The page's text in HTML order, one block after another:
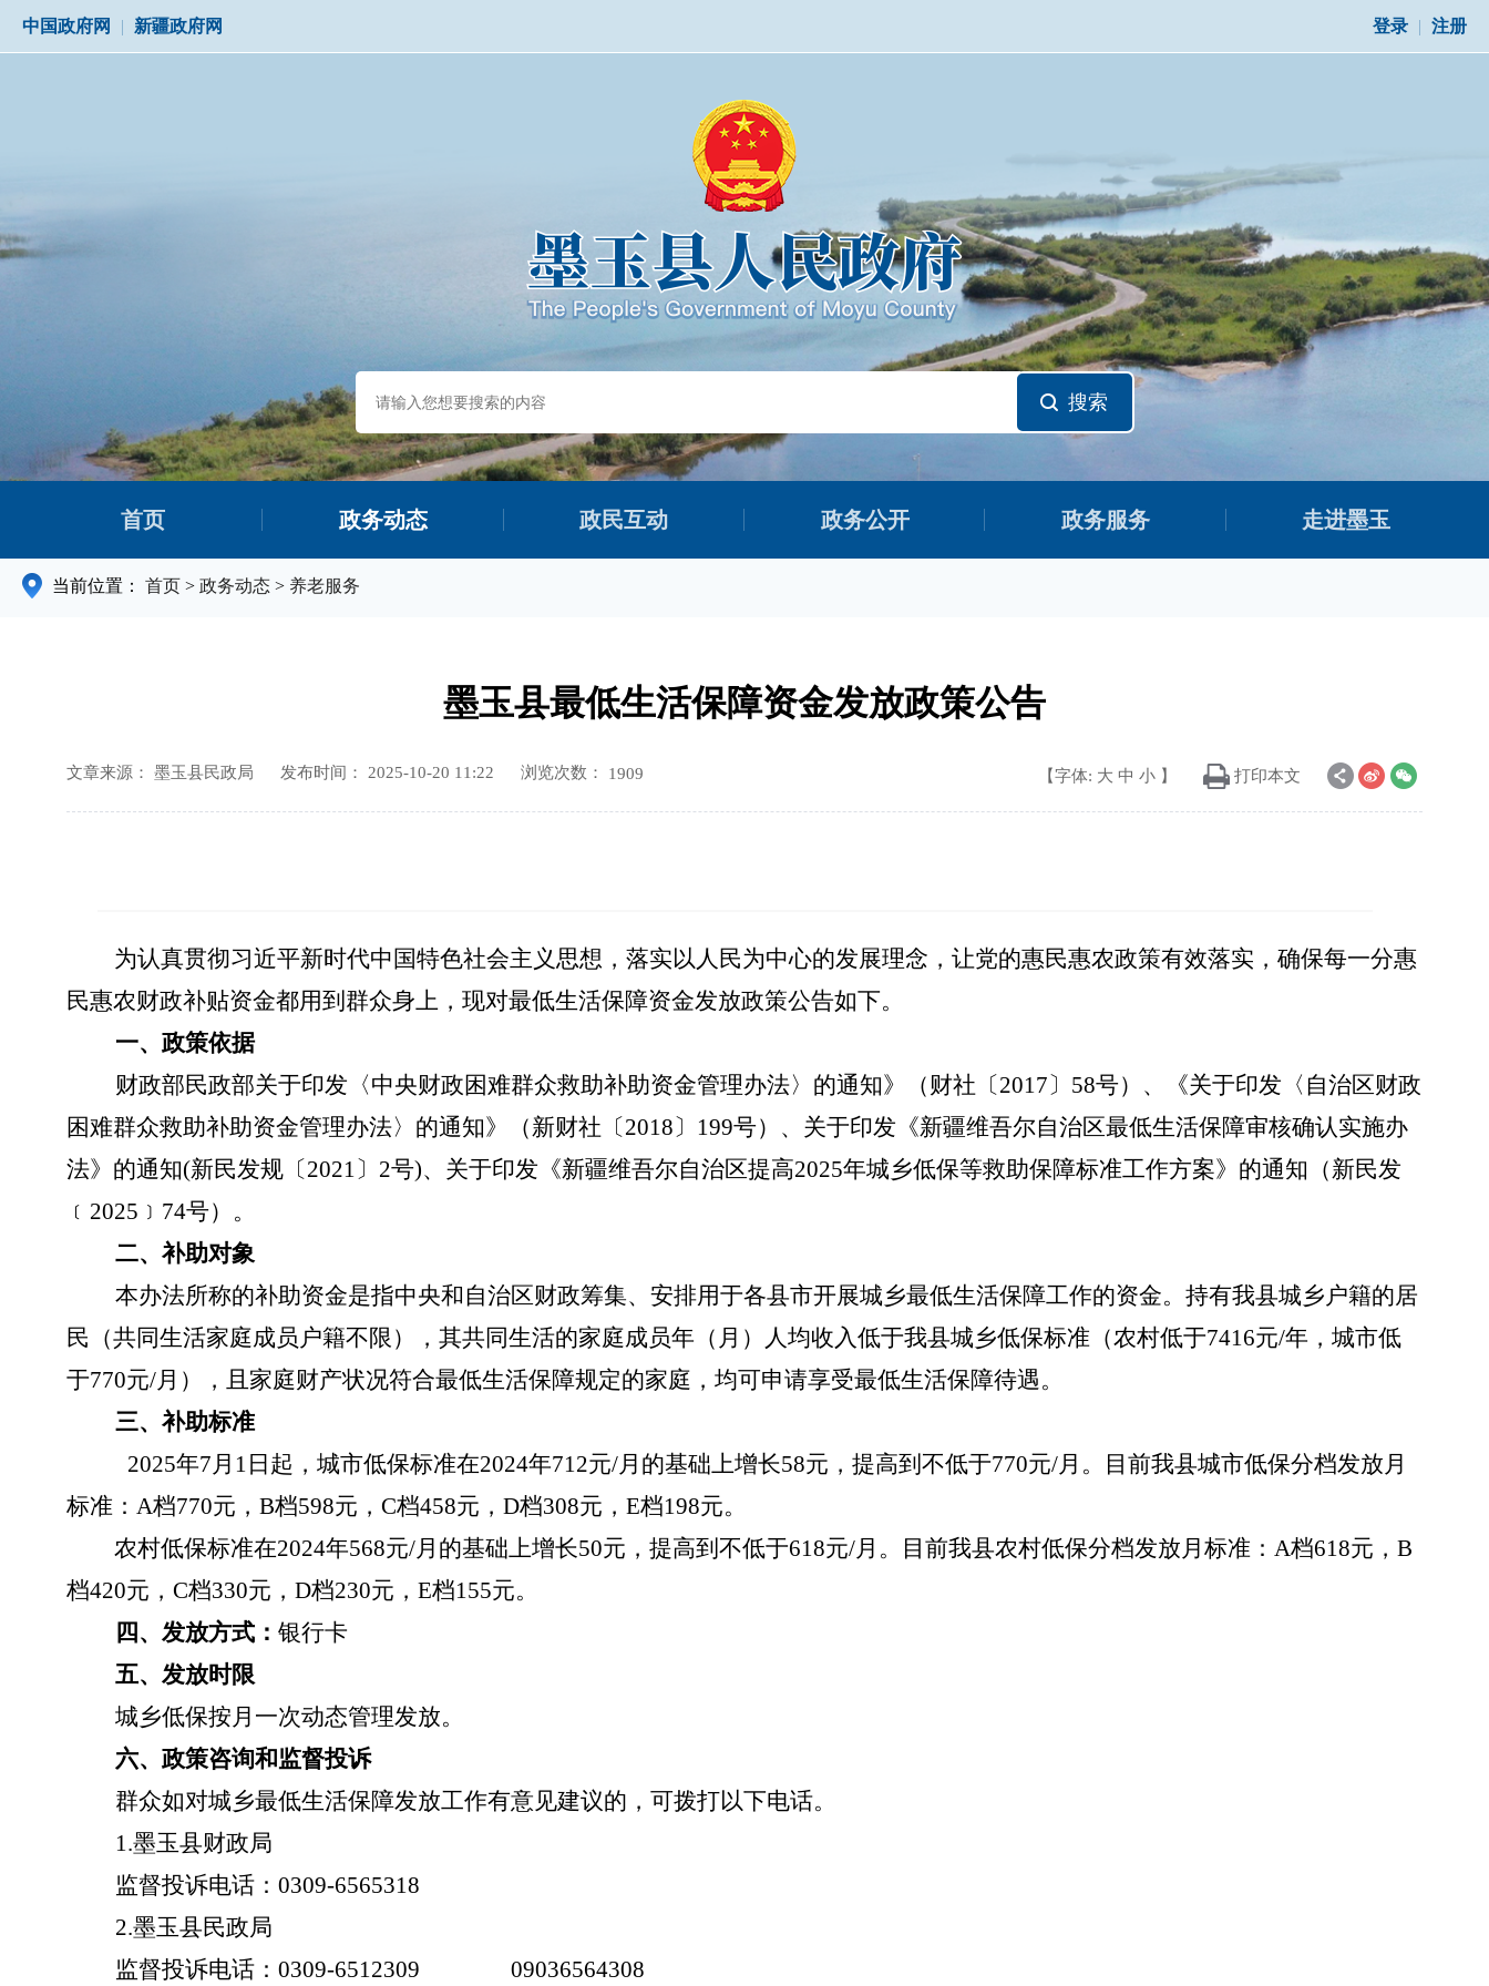
中国政府网 | 新疆政府网 登录 | 注册
搜索
首页 政务动态 政民互动 政务公开 政务服务 走进墨玉
当前位置： 首页 > 政务动态 > 养老服务
墨玉县最低生活保障资金发放政策公告
文章来源： 墨玉县民政局 发布时间： 2025-10-20 11:22 浏览次数： 1909 【字体: 大 中 小 】 打印本文
为认真贯彻习近平新时代中国特色社会主义思想，落实以人民为中心的发展理念，让党的惠民惠农政策有效落实，确保每一分惠
民惠农财政补贴资金都用到群众身上，现对最低生活保障资金发放政策公告如下。
一、政策依据
财政部民政部关于印发〈中央财政困难群众救助补助资金管理办法〉的通知》（财社〔2017〕58号）、《关于印发〈自治区财政
困难群众救助补助资金管理办法〉的通知》（新财社〔2018〕199号）、关于印发《新疆维吾尔自治区最低生活保障审核确认实施办
法》的通知(新民发规〔2021〕2号)、关于印发《新疆维吾尔自治区提高2025年城乡低保等救助保障标准工作方案》的通知（新民发
﹝2025﹞74号）。
二、补助对象
本办法所称的补助资金是指中央和自治区财政筹集、安排用于各县市开展城乡最低生活保障工作的资金。持有我县城乡户籍的居
民（共同生活家庭成员户籍不限），其共同生活的家庭成员年（月）人均收入低于我县城乡低保标准（农村低于7416元/年，城市低
于770元/月），且家庭财产状况符合最低生活保障规定的家庭，均可申请享受最低生活保障待遇。
三、 补助标准
2025年7月1日起，城市低保标准在2024年712元/月的基础上增长58元，提高到不低于770元/月。目前我县城市低保分档发放月
标准：A档770元，B档598元，C档458元，D档308元，E档198元。
农村低保标准在2024年568元/月的基础上增长50元，提高到不低于618元/月。目前我县农村低保分档发放月标准：A档618元，B
档420元，C档330元，D档230元，E档155元。
四、发放方式： 银行卡
五、发放时限
城乡低保按月一次动态管理发放。
六、政策咨询和监督投诉
群众如对城乡最低生活保障发放工作有意见建议的，可拨打以下电话。
1.墨玉县财政局
监督投诉电话： 0309-6565318
2.墨玉县民政局
监督投诉电话： 0309-6512309 09036564308